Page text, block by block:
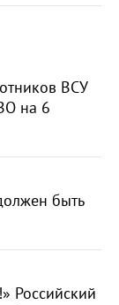
ВСУ
на 6
быть
Российский